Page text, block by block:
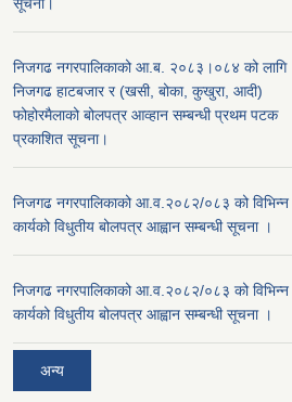
निजगढ नगरपालिकाको आ.ब. २०८३।०८४ को लागि
निजगढ हाटबजार र (खसी, बोका, कुखुरा, आदी)
फोहोरमैलाको बोलपत्र आव्हान सम्बन्धी प्रथम पटक
प्रकाशित सूचना।
निजगढ नगरपालिकाको आ.व.२०८२/०८३ को विभिन्न
कार्यको विधुतीय बोलपत्र आह्वान सम्बन्धी सूचना ।
निजगढ नगरपालिकाको आ.व.२०८२/०८३ को विभिन्न
कार्यको विधुतीय बोलपत्र आह्वान सम्बन्धी सूचना ।
अन्य